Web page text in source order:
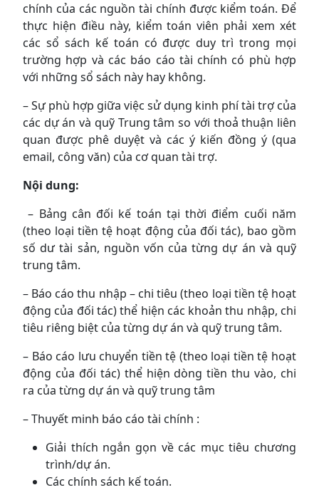
chính của các nguồn tài chính được kiểm toán. Ðể
thực hiện điều này, kiểm toán viên phải xem xét
các sổ sách kế toán có được duy trì trong mọi
trường hợp và các báo cáo tài chính có phù hợp
với những sổ sách này hay không.
– Sự phù hợp giữa việc sử dụng kinh phí tài trợ của
các dự án và quỹ Trung tâm so với thoả thuận liên
quan được phê duyệt và các ý kiến đồng ý (qua
email, công văn) của cơ quan tài trợ.
Nội dung:
– Bảng cân đối kế toán tại thời điểm cuối năm
(theo loại tiền tệ hoạt động của đối tác), bao gồm
số dư tài sản, nguồn vốn của từng dự án và quỹ
trung tâm.
– Báo cáo thu nhập – chi tiêu (theo loại tiền tệ hoạt
động của đối tác) thể hiện các khoản thu nhập, chi
tiêu riêng biệt của từng dự án và quỹ trung tâm.
– Báo cáo lưu chuyển tiền tệ (theo loại tiền tệ hoạt
động của đối tác) thể hiện dòng tiền thu vào, chi
ra của từng dự án và quỹ trung tâm
– Thuyết minh báo cáo tài chính :
Giải thích ngắn gọn về các mục tiêu chương
trình/dự án.
Các chính sách kế toán.